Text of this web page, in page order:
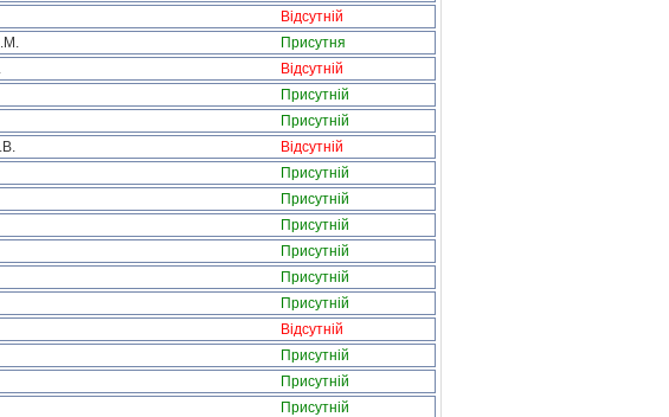
Відсутній
Присутня
Відсутній
Присутній
Присутній
Відсутній
Присутній
Присутній
Присутній
Присутній
Присутній
Присутній
Відсутній
Присутній
Присутній
Присутній